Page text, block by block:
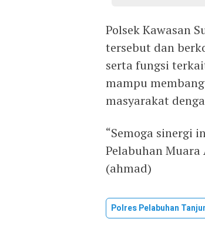
Polsek Kawasan
tersebut dan
serta fungsi
mampu
masyarakat
“Semoga sinergi
Pelabuhan
(ahmad)
Polres Pelabuhan